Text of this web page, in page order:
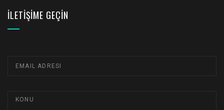
İLETIŞIME GEÇIN